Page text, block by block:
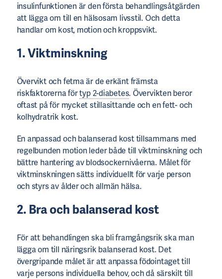
insulinfunktionen är den första behandlingsåtgärden
att lägga om till en hälsosam livsstil. Och detta
handlar om kost, motion och kroppsvikt.
1. Viktminskning
Övervikt och fetma är de erkänt främsta
riskfaktorerna förtyp 2-diabetes. Övervikten beror
oftast på för mycket stillasittande och en fett- och
kolhydratrik kost.
En anpassad och balanserad kost tillsammans med
regelbunden motion leder både till viktminskning och
bättre hantering av blodsockernivåerna. Målet för
viktminskningen sätts individuellt för varje person
och styrs av ålder och allmän hälsa.
2. Bra och balanserad kost
För att behandlingen ska bli framgångsrik ska man
lägga om till näringsrik balanserad kost. Det
övergripande målet är att anpassa födointaget till
varje persons individuella behov, och då särskilt till